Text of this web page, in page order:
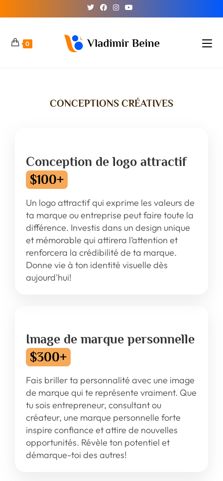
0
CONCEPTIONS CRÉATIVES
Conception de logo attractif
$100+
Un logo attractif qui exprime les valeurs de
ta marque ou entreprise peut faire toute la
différence. Investis dans un design unique
et mémorable qui attirera l’attention et
renforcera la crédibilité de ta marque.
Donne vie à ton identité visuelle dès
aujourd'hui!
Image de marque personnelle
$300+
Fais briller ta personnalité avec une image
de marque qui te représente vraiment. Que
tu sois entrepreneur, consultant ou
créateur, une marque personnelle forte
inspire confiance et attire de nouvelles
opportunités. Révèle ton potentiel et
démarque-toi des autres!